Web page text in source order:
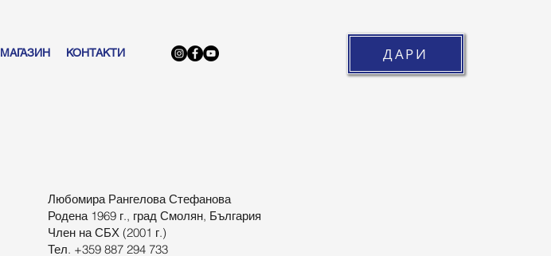
МАГАЗИН КОНТАКТИ ДАРИ
Любомира Рангелова Стефанова
Родена 1969 г., град Смолян, България
Член на СБХ (2001 г.)
Тел. +359 887 294 733